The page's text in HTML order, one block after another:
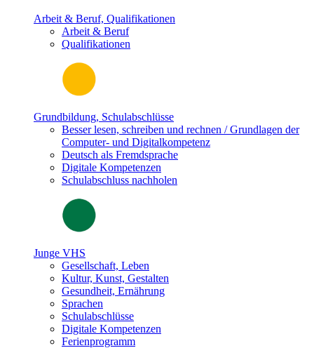
Arbeit & Beruf, Qualifikationen
Arbeit & Beruf
Qualifikationen
Grundbildung, Schulabschlüsse
Besser lesen, schreiben und rechnen / Grundlagen der
Computer- und Digitalkompetenz
Deutsch als Fremdsprache
Digitale Kompetenzen
Schulabschluss nachholen
Junge VHS
Gesellschaft, Leben
Kultur, Kunst, Gestalten
Gesundheit, Ernährung
Sprachen
Schulabschlüsse
Digitale Kompetenzen
Ferienprogramm